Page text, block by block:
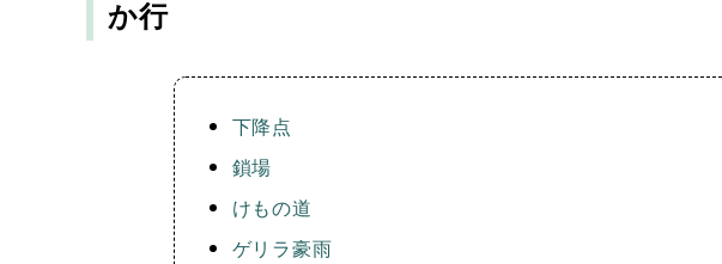
か行
下降点
鎖場
けもの道
ゲリラ豪雨